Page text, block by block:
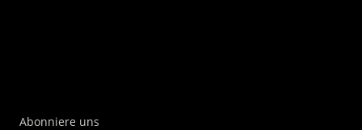
Abonniere uns